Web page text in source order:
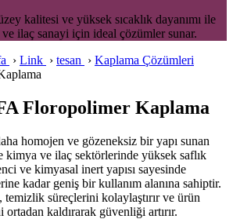
kalitesi ve yüksek sıcaklık dayanımı ile
ilaç sanayi için ideal çözümler sunar.
› Link › tesan › Kaplama Çözümleri
Floropolimer Kaplama
homojen ve gözeneksiz bir yapı sunan
kimya ve ilaç sektörlerinde yüksek saflık
ve kimyasal inert yapısı sayesinde
kadar geniş bir kullanım alanına sahiptir.
temizlik süreçlerini kolaylaştırır ve ürün
kaldırarak güvenliği artırır.